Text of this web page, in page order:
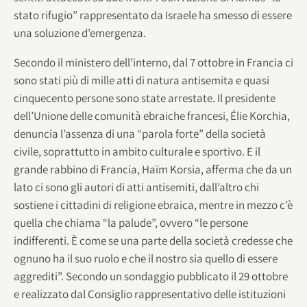
stato rifugio” rappresentato da Israele ha smesso di essere
una soluzione d’emergenza.
Secondo il ministero dell’interno, dal 7 ottobre in Francia ci
sono stati più di mille atti di natura antisemita e quasi
cinquecento persone sono state arrestate. Il presidente
dell’Unione delle comunità ebraiche francesi, Élie Korchia,
denuncia l’assenza di una “parola forte” della società
civile, soprattutto in ambito culturale e sportivo. E il
grande rabbino di Francia, Haïm Korsia, afferma che da un
lato ci sono gli autori di atti antisemiti, dall’altro chi
sostiene i cittadini di religione ebraica, mentre in mezzo c’è
quella che chiama “la palude”, ovvero “le persone
indifferenti. È come se una parte della società credesse che
ognuno ha il suo ruolo e che il nostro sia quello di essere
aggrediti”. Secondo un sondaggio pubblicato il 29 ottobre
e realizzato dal Consiglio rappresentativo delle istituzioni